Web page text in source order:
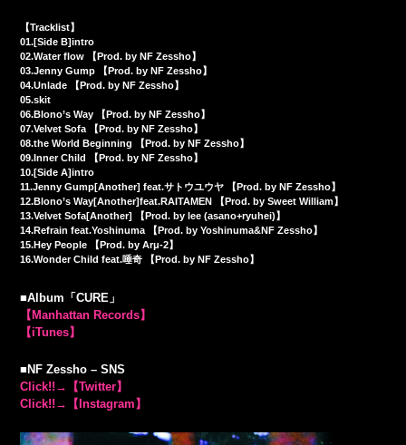
【Tracklist】
01.[Side B]intro
02.Water flow 【Prod. by NF Zessho】
03.Jenny Gump 【Prod. by NF Zessho】
04.Unlade 【Prod. by NF Zessho】
05.skit
06.Blono’s Way 【Prod. by NF Zessho】
07.Velvet Sofa 【Prod. by NF Zessho】
08.the World Beginning 【Prod. by NF Zessho】
09.Inner Child 【Prod. by NF Zessho】
10.[Side A]intro
11.Jenny Gump[Another] feat.サトウユウヤ 【Prod. by NF Zessho】
12.Blono’s Way[Another]feat.RAITAMEN 【Prod. by Sweet William】
13.Velvet Sofa[Another] 【Prod. by lee (asano+ryuhei)】
14.Refrain feat.Yoshinuma 【Prod. by Yoshinuma&NF Zessho】
15.Hey People 【Prod. by Arμ-2】
16.Wonder Child feat.唾奇 【Prod. by NF Zessho】
■Album「CURE」
【Manhattan Records】
【iTunes】
■NF Zessho – SNS
Click!!→【Twitter】
Click!!→【Instagram】